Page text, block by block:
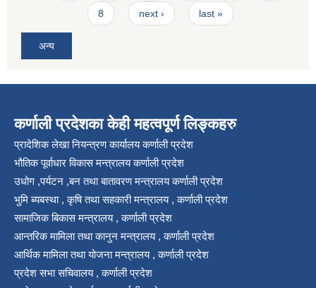
8 next › last »
अन्य
कर्णाली प्रदेशका केही महत्वपूर्ण लिङ्कहरु
प्रादेशिक लेखा नियन्त्रण कार्यालय कर्णाली प्रदेश
भौतिक पूर्वाधार विकास मन्त्रालय कर्णाली प्रदेश
उधोग ,पर्यटन ,बन तथा बातावरण मन्त्रालय कर्णाली प्रदेश
भुमि ब्यबस्था , कृषि तथा सहकारी मन्त्रालय , कर्णाली प्रदेश
सामाजिक बिकास मन्त्रालय , कर्णाली प्रदेश
आन्तरिक मामिला तथा कानुन मन्त्रालय , कर्णाली प्रदेश
आर्थिक मामिला तथा योजना मन्त्रालय , कर्णाली प्रदेश
प्रदेश सभा सचिवालय , कर्णाली प्रदेश